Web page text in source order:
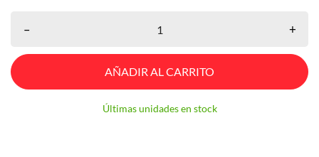
– +
AÑADIR AL CARRITO
Últimas unidades en stock